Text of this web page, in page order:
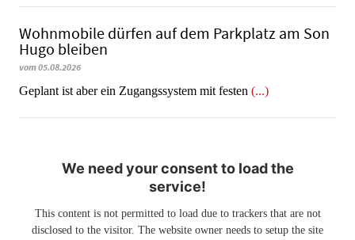
Wohnmobile dürfen auf dem Parkplatz am Son
Hugo bleiben
vom 05.08.2026
Geplant ist aber ein Zugangssystem mit festen (...)
We need your consent to load the
service!
This content is not permitted to load due to trackers that are not
disclosed to the visitor. The website owner needs to setup the site